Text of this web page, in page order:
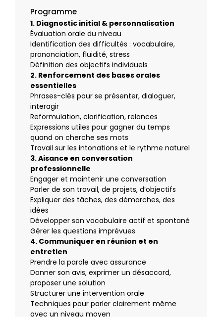
Programme
1. Diagnostic initial & personnalisation
Évaluation orale du niveau
Identification des difficultés : vocabulaire,
prononciation, fluidité, stress
Définition des objectifs individuels
2. Renforcement des bases orales
essentielles
Phrases-clés pour se présenter, dialoguer,
interagir
Reformulation, clarification, relances
Expressions utiles pour gagner du temps
quand on cherche ses mots
Travail sur les intonations et le rythme naturel
3. Aisance en conversation
professionnelle
Engager et maintenir une conversation
Parler de son travail, de projets, d’objectifs
Expliquer des tâches, des démarches, des
idées
Développer son vocabulaire actif et spontané
Gérer les questions imprévues
4. Communiquer en réunion et en
entretien
Prendre la parole avec assurance
Donner son avis, exprimer un désaccord,
proposer une solution
Structurer une intervention orale
Techniques pour parler clairement même
avec un niveau moyen